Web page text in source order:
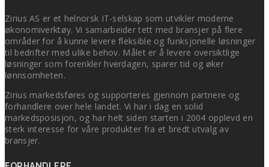
Zirius AS er et helnorsk IT-selskap som utvikler moderne
økonomiverktøy. Vi samarbeider tett med bransjer på flere
områder for å kunne levere fleksible og funksjonelle løsninger
til bedrifter med ulike behov. Målet er å levere oversiktlige
løsninger som forenkler hverdagen, sparer tid og øker
lønnsomheten.
Zirius markedsføres og supporteres gjennom partnere og
forhandlere over hele landet. Vi har i dag en solid
markedsposisjon, og har helt siden starten i 2004 opplevd en
sterk interesse for våre produkter fra et bredt utvalg av
bransjer.